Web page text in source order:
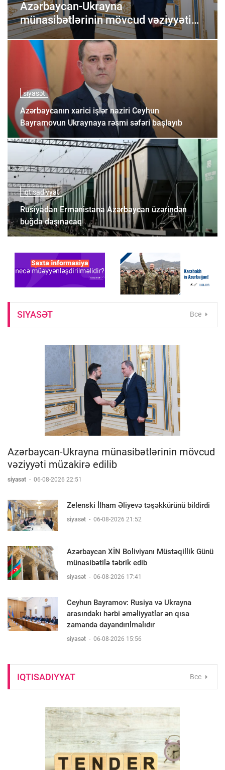
Azərbaycan-Ukrayna
münasibətlərinin mövcud vəziyyəti
müzakirə edilib
siyasət
Azərbaycanın xarici işlər naziri Ceyhun
Bayramovun Ukraynaya rəsmi səfəri başlayıb
iqtisadiyyat
Rusiyadan Ermənistana Azərbaycan üzərindən
buğda daşınacaq
SIYASƏT Все
Azərbaycan-Ukrayna münasibətlərinin mövcud
vəziyyəti müzakirə edilib
siyasət - 06-08-2026 22:51
Zelenski İlham Əliyevə təşəkkürünü bildirdi
siyasət - 06-08-2026 21:52
Azərbaycan XİN Boliviyanı Müstəqillik Günü
münasibətilə təbrik edib
siyasət - 06-08-2026 17:41
Ceyhun Bayramov: Rusiya və Ukrayna
arasındakı hərbi əməliyyatlar ən qısa
zamanda dayandırılmalıdır
siyasət - 06-08-2026 15:56
IQTISADIYYAT Все